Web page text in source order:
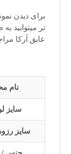
برای دیدن
تر میتوانید
عایق آرکا
نام
سایز
سایز